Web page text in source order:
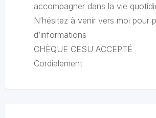
accompagner dans la vie
N’hésitez à venir vers moi pour
d’informations
CHÈQUE CESU ACCEPTÉ
Cordialement